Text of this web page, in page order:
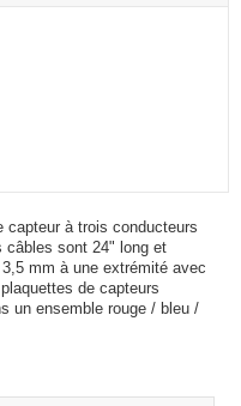
à trois conducteurs
câbles sont 24" long et
mm à une extrémité avec
de capteurs
un ensemble rouge / bleu /